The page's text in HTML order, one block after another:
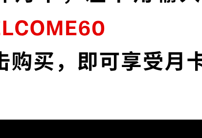
苹果加速器VPN采用顶级加密，确保您的在
线资料安全无虞。
下载苹果加速器VPNApp
为什么选择苹果加速器VPN